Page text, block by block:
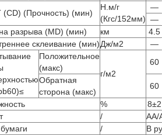
(CD) (Прочность) (мин)
Н.м/г
(Кгс/152мм)
—
—
разрыва (MD) (мин)
км 4.5
склеивание (мин)Дж/м2 —
Положительное
(макс)
г/м2
60
Обратная
сторона (макс)
60
% 8±2
/
AA/
/
В